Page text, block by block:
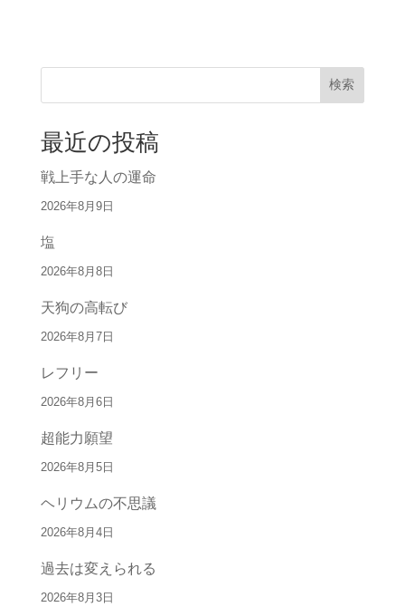
検索
最近の投稿
戦上手な人の運命
2026年8月9日
塩
2026年8月8日
天狗の高転び
2026年8月7日
レフリー
2026年8月6日
超能力願望
2026年8月5日
ヘリウムの不思議
2026年8月4日
過去は変えられる
2026年8月3日